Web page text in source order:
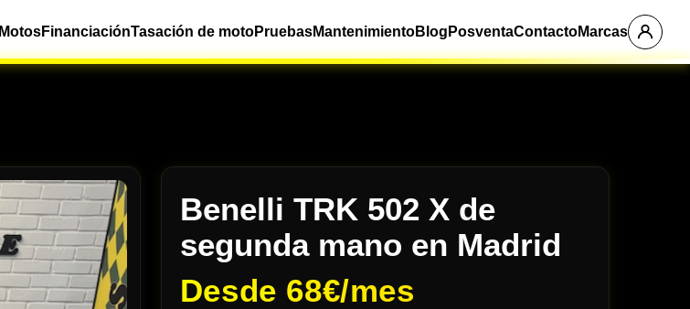
MotosFinanciaciónTasación de motoPruebasMantenimientoBlog PosventaContactoMarcas
Benelli TRK 502 X de
segunda mano en Madrid
Desde 68€/mes